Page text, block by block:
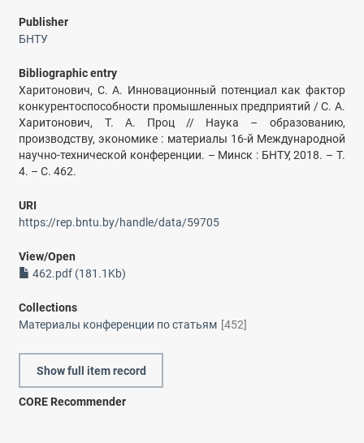
Publisher
БНТУ
Bibliographic entry
Харитонович, С. А. Инновационный потенциал как фактор
конкурентоспособности промышленных предприятий / С. А.
Харитонович, Т. А. Проц // Наука – образованию,
производству, экономике : материалы 16-й Международной
научно-технической конференции. – Минск : БНТУ, 2018. – Т.
4. – С. 462.
URI
https://rep.bntu.by/handle/data/59705
View/Open
462.pdf (181.1Kb)
Collections
Материалы конференции по статьям [452]
Show full item record
CORE Recommender